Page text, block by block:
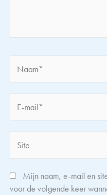
mail*
Mijn naam, e-mail en
voor de volgende keer